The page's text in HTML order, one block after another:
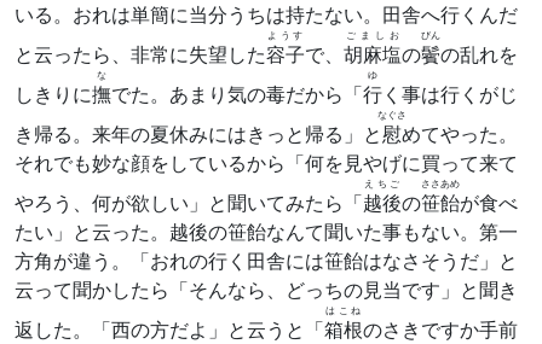
いる。おれは単簡に当分うちは持たない。田舎へ行くんだ
と云ったら、非常に失望した容子
ようす
で、 胡麻塩
ごましお
の鬢
びん
の乱れを
しきりに撫
な
でた。あまり気の毒だから「行
ゆ
く事は行くがじ
き帰る。来年の夏休みにはきっと帰る」と慰
なぐさ
めてやった。
それでも妙な顔をしているから「何を見やげに買って来て
やろう、何が欲しい」と聞いてみたら「越後
えちご
の笹飴
ささあめ
が食べ
たい」と云った。越後の笹飴なんて聞いた事もない。第一
方角が違う。「おれの行く田舎には笹飴はなさそうだ」と
云って聞かしたら「そんなら、どっちの見当です」と聞き
返した。「西の方だよ」と云うと「箱根
はこね
のさきですか手前